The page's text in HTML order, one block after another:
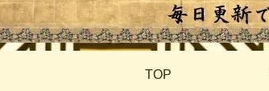
TOP